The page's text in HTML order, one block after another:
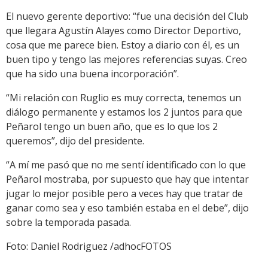
El nuevo gerente deportivo: “fue una decisión del Club
que llegara Agustín Alayes como Director Deportivo,
cosa que me parece bien. Estoy a diario con él, es un
buen tipo y tengo las mejores referencias suyas. Creo
que ha sido una buena incorporación”.
“Mi relación con Ruglio es muy correcta, tenemos un
diálogo permanente y estamos los 2 juntos para que
Peñarol tengo un buen año, que es lo que los 2
queremos”, dijo del presidente.
“A mí me pasó que no me sentí identificado con lo que
Peñarol mostraba, por supuesto que hay que intentar
jugar lo mejor posible pero a veces hay que tratar de
ganar como sea y eso también estaba en el debe”, dijo
sobre la temporada pasada.
Foto: Daniel Rodriguez /adhocFOTOS